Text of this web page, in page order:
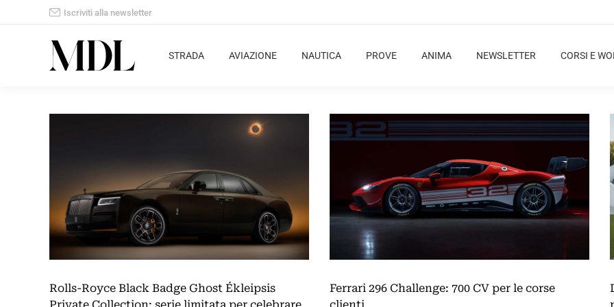
Iscriviti alla newsletter
STRADA AVIAZIONE NAUTICA PROVE ANIMA NEWSLETTER CORSI E
Rolls-Royce Black Badge Ghost Ékleipsis
Ferrari 296 Challenge: 700 CV per le corse